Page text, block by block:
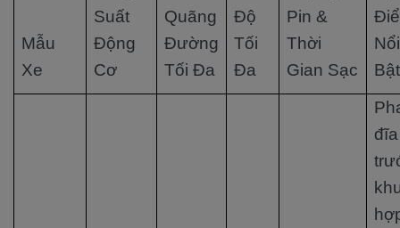
Mẫu
Xe
Suất
Động
Cơ
Quãng
Đường
Tối Đa
Độ
Tối
Đa
Pin &
Thời
Gian Sạc
Nổi
Bật
đĩa